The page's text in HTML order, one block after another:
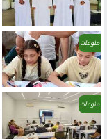
منوعات
منوعات